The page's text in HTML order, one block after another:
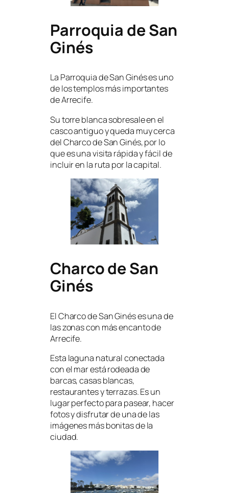
Parroquia de San
Ginés
La Parroquia de San Ginés es uno
de los templos más importantes
de Arrecife.
Su torre blanca sobresale en el
casco antiguo y queda muy cerca
del Charco de San Ginés, por lo
que es una visita rápida y fácil de
incluir en la ruta por la capital.
Charco de San
Ginés
El Charco de San Ginés es una de
las zonas con más encanto de
Arrecife.
Esta laguna natural conectada
con el mar está rodeada de
barcas, casas blancas,
restaurantes y terrazas. Es un
lugar perfecto para pasear, hacer
fotos y disfrutar de una de las
imágenes más bonitas de la
ciudad.